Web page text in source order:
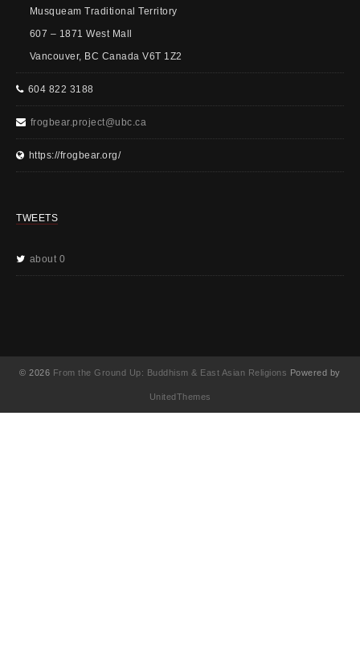
Musqueam Traditional Territory
607 – 1871 West Mall
Vancouver, BC Canada V6T 1Z2
604 822 3188
frogbear.project@ubc.ca
https://frogbear.org/
TWEETS
about 0
© 2026 From the Ground Up: Buddhism & East Asian Religions Powered by
UnitedThemes